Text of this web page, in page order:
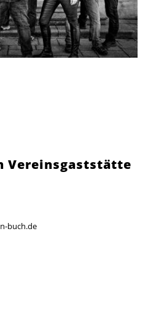
Vereinsgaststätte
buch.de